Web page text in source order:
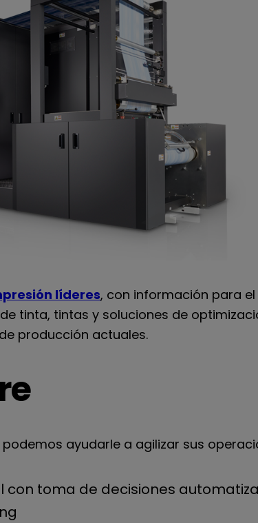
líderes, con información para
tinta, tintas y soluciones de
producción actuales.
ayudarle a agilizar sus
con toma de decisiones